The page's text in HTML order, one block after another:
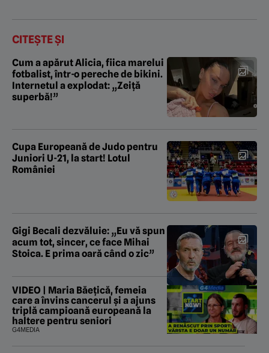
CITEȘTE ȘI
Cum a apărut Alicia, fiica marelui
fotbalist, într-o pereche de bikini.
Internetul a explodat: „Zeiță
superbă!”
Cupa Europeană de Judo pentru
Juniori U-21, la start! Lotul
României
Gigi Becali dezvăluie: „Eu vă spun
acum tot, sincer, ce face Mihai
Stoica. E prima oară când o zic”
VIDEO | Maria Băețică, femeia
care a învins cancerul și a ajuns
triplă campioană europeană la
haltere pentru seniori
G4MEDIA